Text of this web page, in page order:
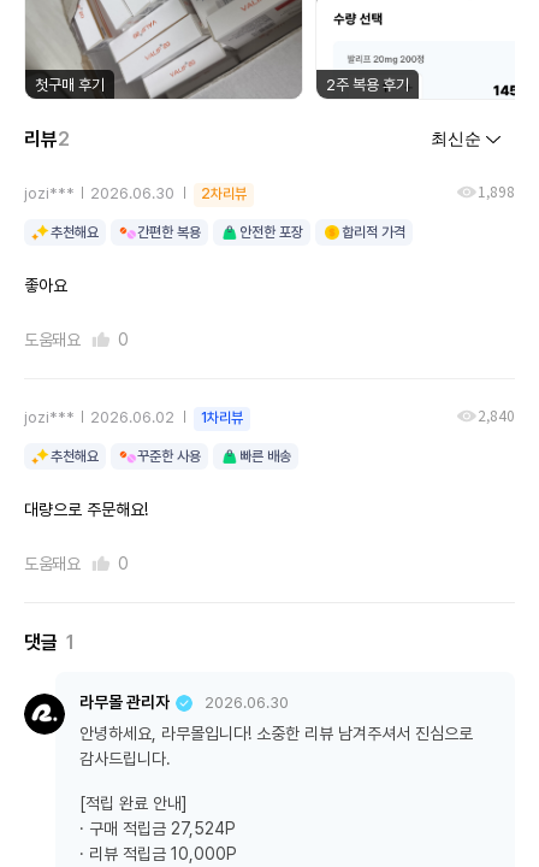
첫구매 후기 2주 복용 후기
리뷰2
jozi*** 2026.06.30 2차리뷰 1,898
추천해요 간편한 복용 안전한 포장 합리적 가격
좋아요
도움돼요 0
jozi*** 2026.06.02 1차리뷰 2,840
추천해요 꾸준한 사용 빠른 배송
대량으로 주문해요!
도움돼요 0
댓글 1
라무몰 관리자 2026.06.30
안녕하세요, 라무몰입니다! 소중한 리뷰 남겨주셔서 진심으로
감사드립니다.
[적립 완료 안내]
· 구매 적립금 27,524P
· 리뷰 적립금 10,000P